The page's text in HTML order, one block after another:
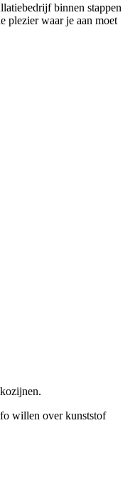
binnen stappen
plezier waar je aan moet
willen over kunststof